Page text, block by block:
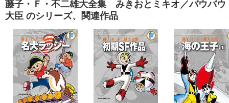
藤子・Ｆ・不二雄大全集 みきおとミキオ／バウバウ
大臣 のシリーズ、関連作品